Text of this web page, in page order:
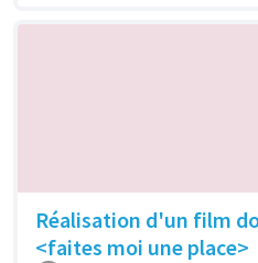
Réalisation d'un film
<faites moi une place>